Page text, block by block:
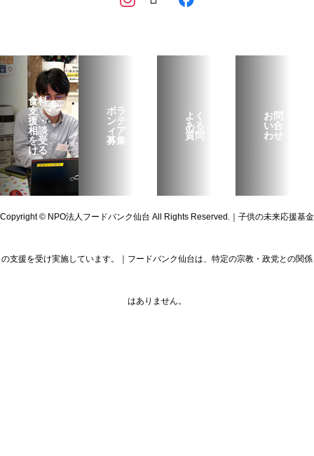
食料
支
援・
相談
を受
ける
ボラ
ンテ
ィア
募集
よく
ある
質問
お問
い合
わせ
Copyright © NPO法人フードバンク仙台 All Rights Reserved.｜子供の未来応援基金
の支援を受け実施しています。｜フードバンク仙台は、特定の宗教・政党との関係
はありません。